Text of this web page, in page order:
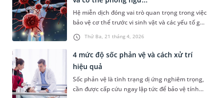
“long não có độc không”. Dưới đây là câu trả lời
và lưu ý về những điều cần tránh trong quá
trình sử dụng sản phẩm này.
Thứ Ba, 21 tháng 4, 2026
Hệ miễn dịch đóng vai trò quan trọng trong việc
bảo vệ cơ thể trước vi sinh vật và các yếu tố gây
bệnh. Trong một số tình huống, cơ chế miễn
dịch bị rối loạn, khiến cơ thể tự tấn công chính
các mô của mình và gây ra các bệnh lý tự miễn.
Vậy bệnh tự miễn là gì, nguyên nhân nào dẫn
đến tình trạng này và có cách nào để phòng
ngừa hay không? Dưới đây là những thông tin
giúp bạn hiểu sâu hơn về nội dung này.
4 mức độ sốc phản vệ và cách xử trí
hiệu quả
Sốc phản vệ là tình trạng dị ứng nghiêm trọng,
cần được cấp cứu ngay lập tức để bảo vệ tính